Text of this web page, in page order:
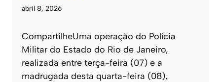
abril 8, 2026
CompartilheUma operação do Polícia
Militar do Estado do Rio de Janeiro,
realizada entre terça-feira (07) e a
madrugada desta quarta-feira (08),